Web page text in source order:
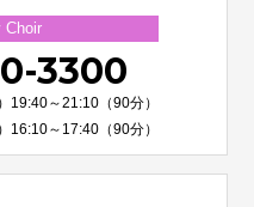
Choir
3300
～21:10（90分）
～17:40（90分）